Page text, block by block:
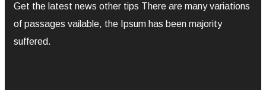
Get the latest news other tips There are many variations
of passages vailable, the Ipsum has been majority
suffered.